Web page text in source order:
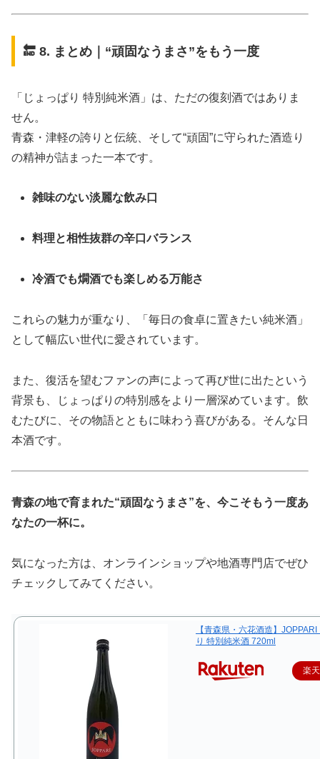
🔚 8. まとめ｜“頑固なうまさ”をもう一度
「じょっぱり 特別純米酒」は、ただの復刻酒ではありま
せん。
青森・津軽の誇りと伝統、そして“頑固”に守られた酒造り
の精神が詰まった一本です。
雑味のない淡麗な飲み口
料理と相性抜群の辛口バランス
冷酒でも燗酒でも楽しめる万能さ
これらの魅力が重なり、「毎日の食卓に置きたい純米酒」
として幅広い世代に愛されています。
また、復活を望むファンの声によって再び世に出たという
背景も、じょっぱりの特別感をより一層深めています。飲
むたびに、その物語とともに味わう喜びがある。そんな日
本酒です。
青森の地で育まれた“頑固なうまさ”を、今こそもう一度あ
なたの一杯に。
気になった方は、オンラインショップや地酒専門店でぜひ
チェックしてみてください。
【青森県・六花酒造】
り 特別純米酒 720ml
楽